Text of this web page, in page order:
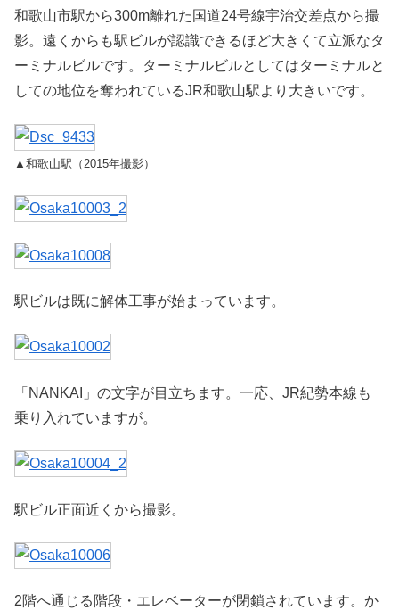
和歌山市駅から300m離れた国道24号線宇治交差点から撮
影。遠くからも駅ビルが認識できるほど大きくて立派なタ
ーミナルビルです。ターミナルビルとしてはターミナルと
しての地位を奪われているJR和歌山駅より大きいです。
▲和歌山駅（2015年撮影）
駅ビルは既に解体工事が始まっています。
「NANKAI」の文字が目立ちます。一応、JR紀勢本線も
乗り入れていますが。
駅ビル正面近くから撮影。
2階へ通じる階段・エレベーターが閉鎖されています。か